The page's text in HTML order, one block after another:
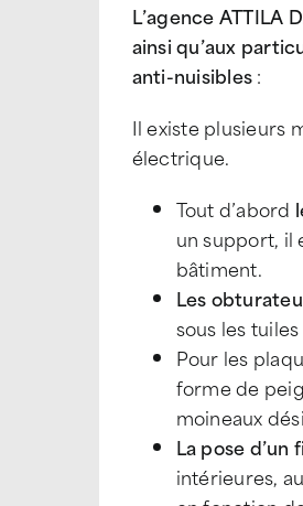
L’agence ATTILA
ainsi qu’aux
anti-nuisibles:
Il existe plusieurs
électrique.
Tout d’abord
un support, il
bâtiment.
Les
sous les
Pour les
forme de
moineaux
La pose
intérieures,